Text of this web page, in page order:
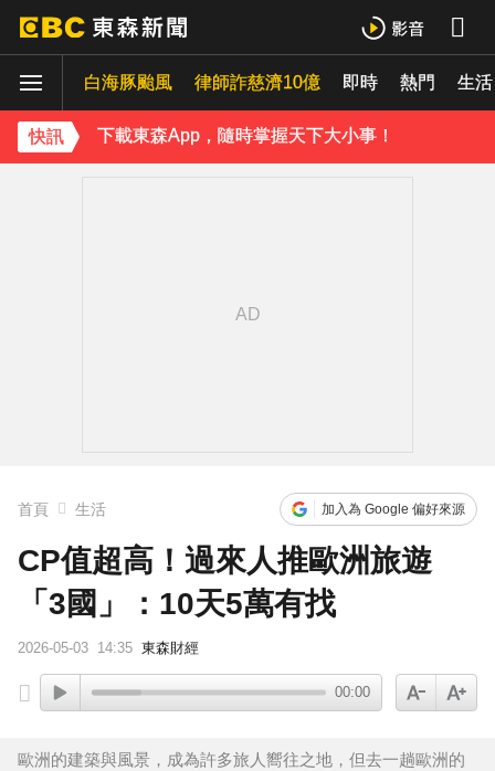
白海豚颱風 律師詐慈濟10億 即時 熱門 生活
快訊
下載東森App，隨時掌握天下大小事！
首頁 生活 加入為 Google 偏好來源
CP值超高！過來人推歐洲旅遊
「3國」：10天5萬有找
2026-05-03 14:35 東森財經
00:00
歐洲的建築與風景，成為許多旅人嚮往之地，但去一趟歐洲的